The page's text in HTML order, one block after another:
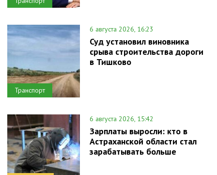
Транспорт
6 августа 2026, 16:23
Суд установил виновника
срыва строительства дороги
в Тишково
6 августа 2026, 15:42
Зарплаты выросли: кто в
Астраханской области стал
зарабатывать больше